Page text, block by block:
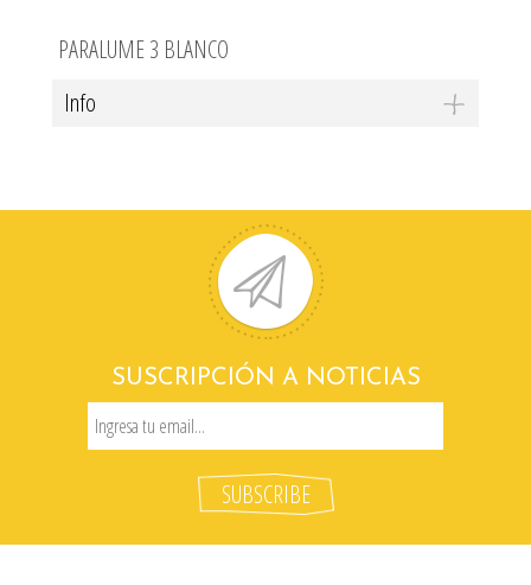
PARALUME 3 BLANCO
Info
SUSCRIPCIÓN A NOTICIAS